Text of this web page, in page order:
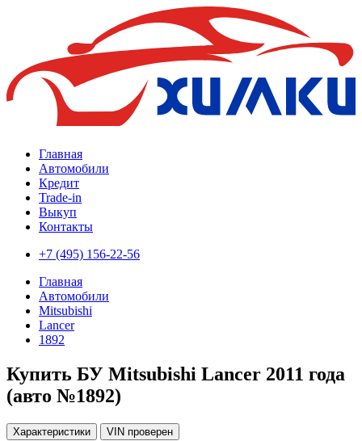
Главная
Автомобили
Кредит
Trade-in
Выкуп
Контакты
+7 (495) 156-22-56
Главная
Автомобили
Mitsubishi
Lancer
1892
Купить БУ Mitsubishi Lancer 2011 года
(авто №1892)
Характеристики VIN проверен